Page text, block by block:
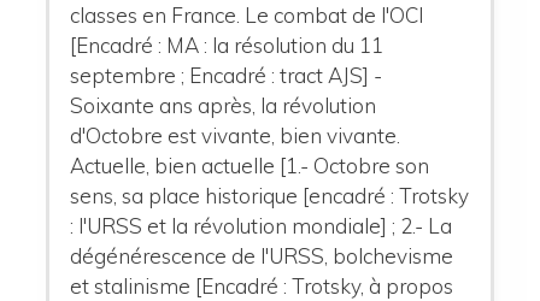
classes en France. Le combat de l'OCI
[Encadré : MA : la résolution du 11
septembre ; Encadré : tract AJS] -
Soixante ans après, la révolution
d'Octobre est vivante, bien vivante.
Actuelle, bien actuelle [1.- Octobre son
sens, sa place historique [encadré : Trotsky
: l'URSS et la révolution mondiale] ; 2.- La
dégénérescence de l'URSS, bolchevisme
et stalinisme [Encadré : Trotsky, à propos